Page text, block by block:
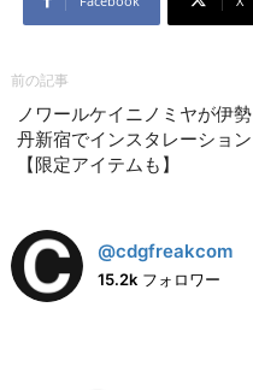
前の記事
ノワールケイニノミヤが伊勢
丹新宿でインスタレーション
【限定アイテムも】
@cdgfreakcom
15.2kフォロワー